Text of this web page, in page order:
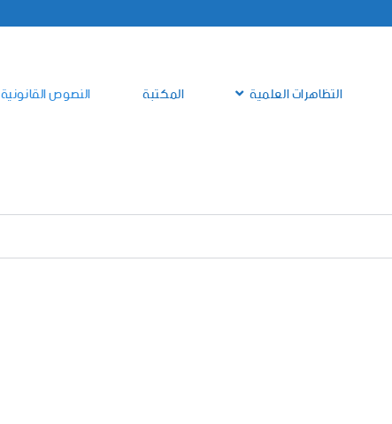
التظاهرات العلمية المكتبة النصوص القانونية